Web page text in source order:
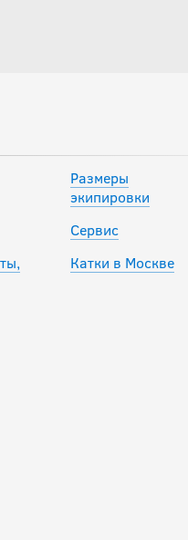
Размеры
экипировки
Сервис
Катки в Москве